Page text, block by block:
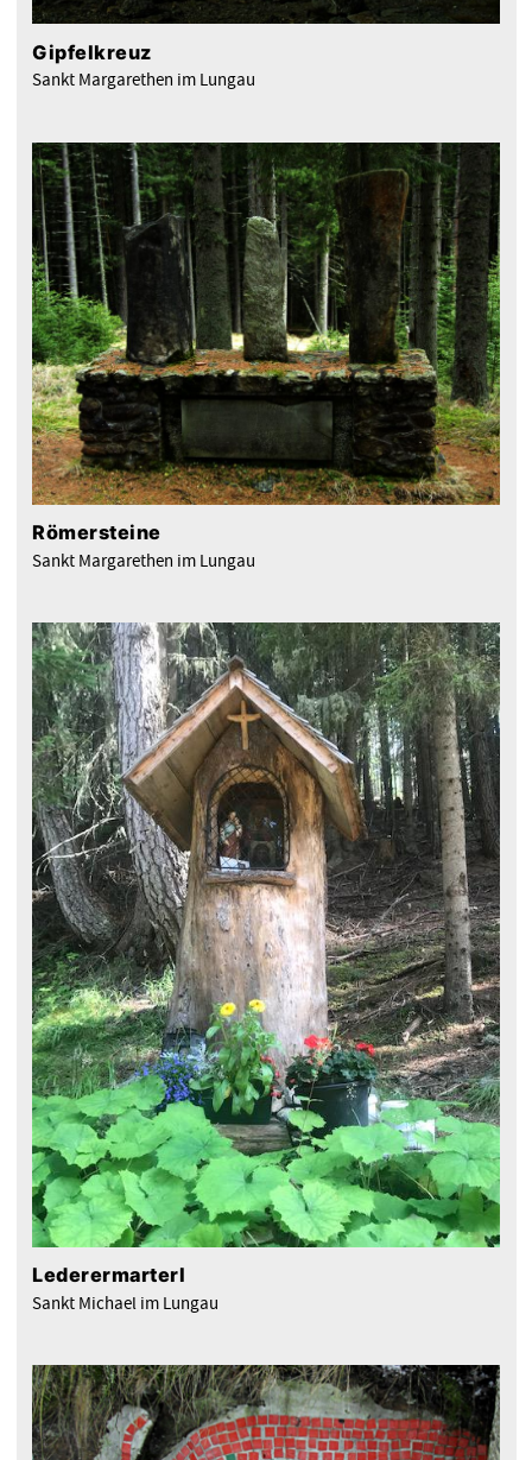
Gipfelkreuz
Sankt Margarethen im Lungau
Römersteine
Sankt Margarethen im Lungau
Lederermarterl
Sankt Michael im Lungau